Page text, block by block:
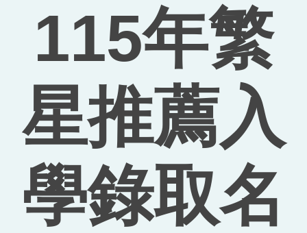
衛生健康專區
體育組專區
會計專區
職業安全衛生專區
回首頁
115年繁
星推薦入
學錄取名